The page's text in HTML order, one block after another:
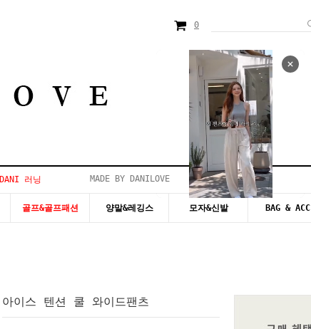
0
DANI 러닝 MADE BY DANILOVE 시즌20~50%세일
골프&골프패션 양말&레깅스 모자&신발 BAG & ACC
아이스 텐션 쿨 와이드팬츠